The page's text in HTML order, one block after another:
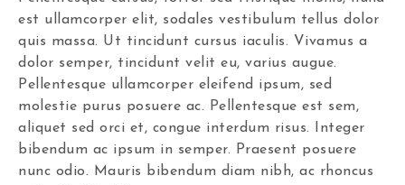
est ullamcorper elit, sodales vestibulum tellus dolor
quis massa. Ut tincidunt cursus iaculis. Vivamus a
dolor semper, tincidunt velit eu, varius augue.
Pellentesque ullamcorper eleifend ipsum, sed
molestie purus posuere ac. Pellentesque est sem,
aliquet sed orci et, congue interdum risus. Integer
bibendum ac ipsum in semper. Praesent posuere
nunc odio. Mauris bibendum diam nibh, ac rhoncus